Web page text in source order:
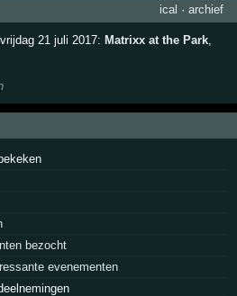
ical · archief
21 juli 2017: Matrixx at the Park
bezocht
evenementen